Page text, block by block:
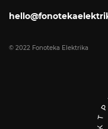
© 2022 Fonoteka Elektrika